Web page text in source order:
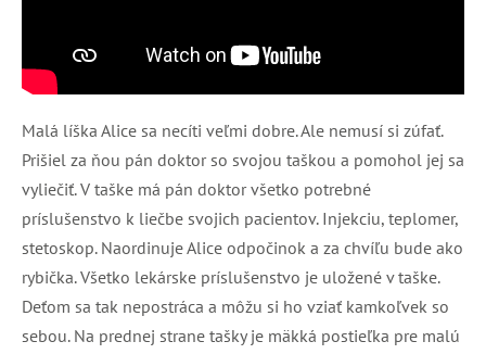
Malá líška Alice sa necíti veľmi dobre. Ale nemusí si zúfať.
Prišiel za ňou pán doktor so svojou taškou a pomohol jej sa
vyliečiť. V taške má pán doktor všetko potrebné
príslušenstvo k liečbe svojich pacientov. Injekciu, teplomer,
stetoskop. Naordinuje Alice odpočinok a za chvíľu bude ako
rybička. Všetko lekárske príslušenstvo je uložené v taške.
Deťom sa tak nepostráca a môžu si ho vziať kamkoľvek so
sebou. Na prednej strane tašky je mäkká postieľka pre malú